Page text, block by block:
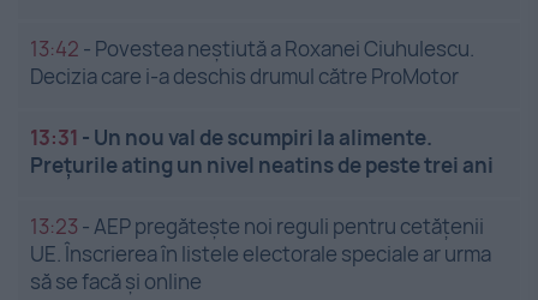
13:42 - Povestea neștiută a Roxanei Ciuhulescu.
Decizia care i-a deschis drumul către ProMotor
13:31 - Un nou val de scumpiri la alimente.
Prețurile ating un nivel neatins de peste trei ani
13:23 -AEP pregătește noi reguli pentru cetățenii
UE. Înscrierea în listele electorale speciale ar urma
să se facă și online